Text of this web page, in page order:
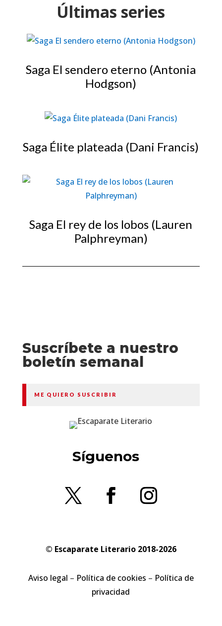
Últimas series
Saga El sendero eterno (Antonia
Hodgson)
Saga Élite plateada (Dani Francis)
Saga El rey de los lobos (Lauren
Palphreyman)
Suscríbete a nuestro
boletín semanal
ME QUIERO SUSCRIBIR
Síguenos
© Escaparate Literario 2018-2026
Aviso legal – Política de cookies – Política de
privacidad